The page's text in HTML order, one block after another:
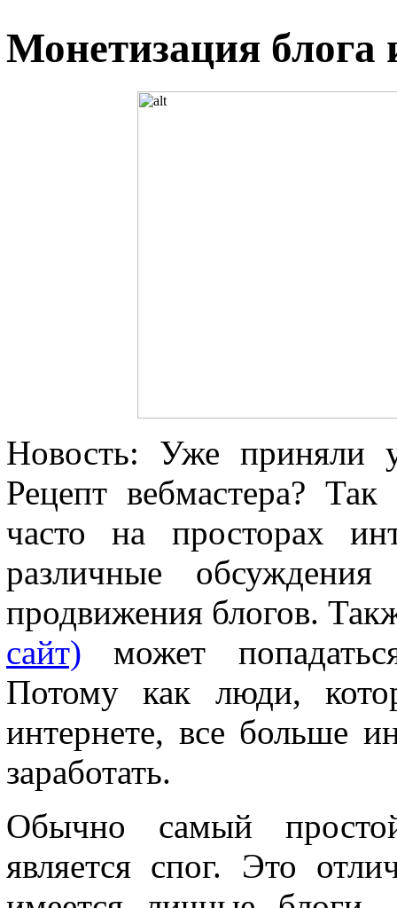
Монетизация блога
Новость: Уже приняли
Рецепт вебмастера?
часто на просторах
различные
продвижения блогов.
сайт) может
Потому как люди,
интернете, все больше
заработать.
Обычно самый
является спог. Это